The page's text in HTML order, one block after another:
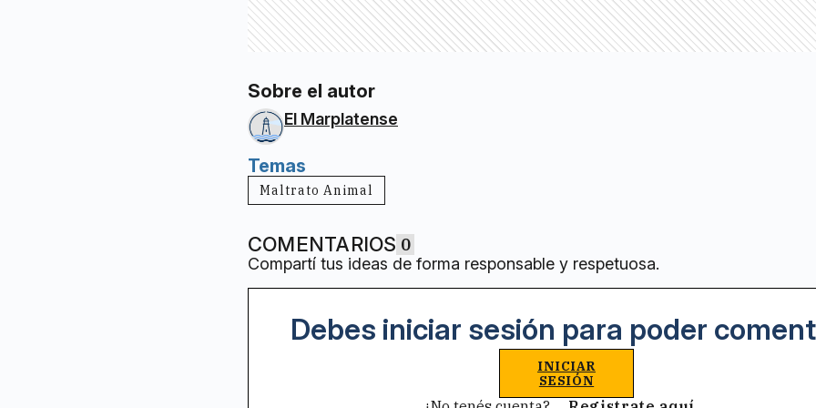
Sobre el autor
El Marplatense
Temas
Maltrato Animal
COMENTARIOS 0
Compartí tus ideas de forma responsable y respetuosa.
Debes iniciar sesión para poder
INICIAR
SESIÓN